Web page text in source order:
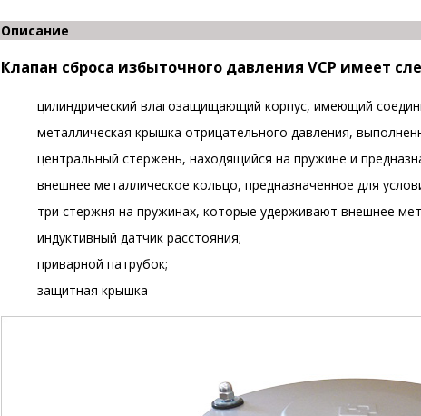
Описание
Клапан сброса избыточного давления VCP имеет
цилиндрический влагозащищающий корпус, имеющий
металлическая крышка отрицательного давления,
центральный стержень, находящийся на пружине и
внешнее металлическое кольцо, предназначенное для
три стержня на пружинах, которые удерживают внешнее
индуктивный датчик расстояния;
приварной патрубок;
защитная крышка